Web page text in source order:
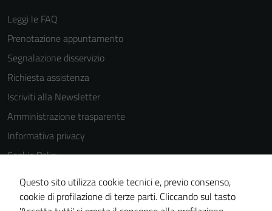
Leggi le FAQ
Prenotazione appuntamento
Segnalazione disservizio
Richiesta assistenza
Iscriviti alla Newsletter
Amministrazione trasparente
Informativa privacy
Cookie Policy
Media policy
Note legali
Questo sito utilizza cookie tecnici e, previo consenso,
cookie di profilazione di terze parti. Cliccando sul tasto